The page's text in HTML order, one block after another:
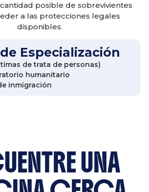
posible de sobrevivientes
a las protecciones legales
disponibles.
Especialización
de trata de personas)
humanitario
inmigración
UNA